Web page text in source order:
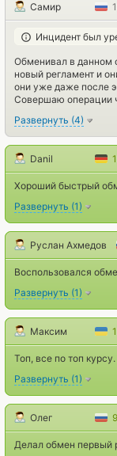
Самир
Инцидент был
Обменивал в данном
новый регламент и
они уже даже после
Совершаю операции
Развернуть (4)
Danil
Хороший быстрый
Развернуть (1)
Руслан Ахмедов
Воспользовался
Развернуть (1)
Максим
Топ, все по топ
Развернуть (1)
Олег
Делал обмен первый